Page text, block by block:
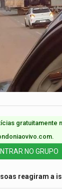
gratuitamente
NO GRUPO
reagiram a